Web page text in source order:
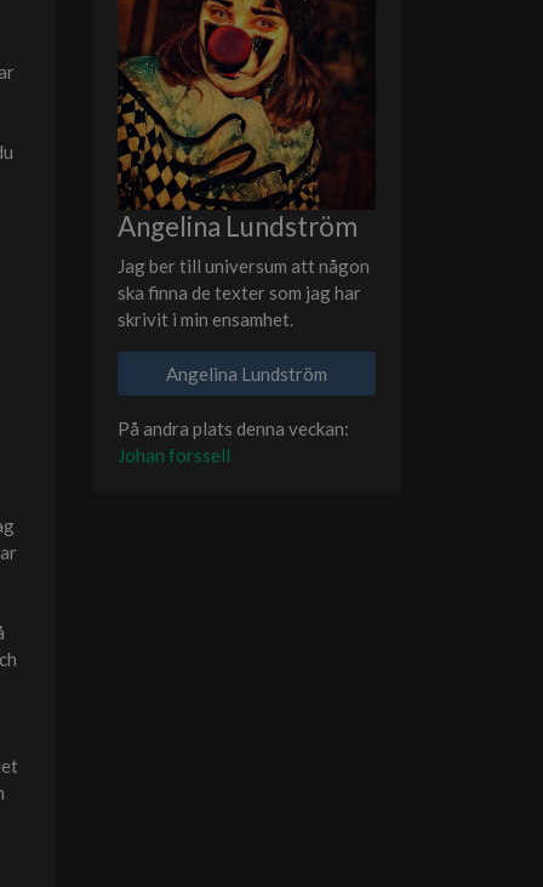
Angelina Lundström
Jag ber till universum att någon
ska finna de texter som jag har
skrivit i min ensamhet.
Angelina Lundström
På andra plats denna veckan:
Johan forssell